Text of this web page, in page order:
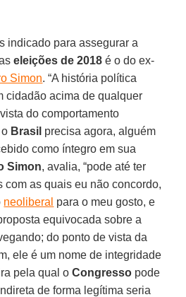
indicado para assegurar a
eleições de 2018 é o do ex-
Simon. “A história política
cidadão acima de qualquer
do comportamento
Brasil precisa agora, alguém
como íntegro em sua
Simon, avalia, “pode até ter
com as quais eu não concordo,
neoliberal para o meu gosto, e
equivocada sobre a
do ponto de vista da
ele é um nome de integridade
pela qual o Congresso pode
de forma legítima seria